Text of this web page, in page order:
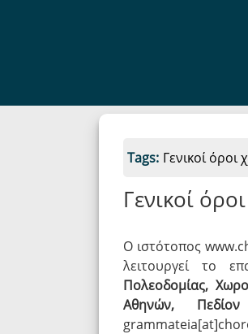
Tags: Γενικοί όροι
Γενικοί
O ιστότοπος
λειτουργεί το
Πολεοδομίας,
Αθηνών,